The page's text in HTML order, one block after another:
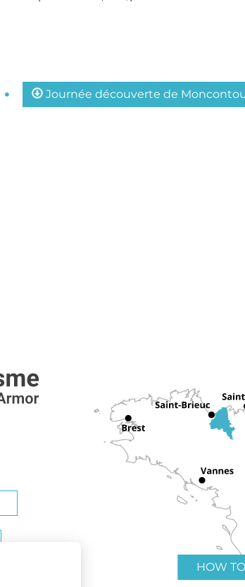
Journée découverte de
HOW